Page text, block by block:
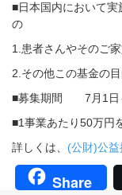
■日本国内において実
の
1.患者さんやそのご
2.その他この基金の
■募集期間 7月1日
■1事業あたり50万円
詳しくは、 (公財)公
Share